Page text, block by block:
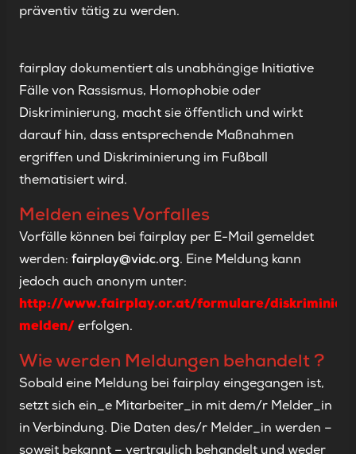
präventiv tätig zu werden.
fairplay dokumentiert als unabhängige Initiative
Fälle von Rassismus, Homophobie oder
Diskriminierung, macht sie öffentlich und wirkt
darauf hin, dass entsprechende Maßnahmen
ergriffen und Diskriminierung im Fußball
thematisiert wird.
Melden eines Vorfalles
Vorfälle können bei fairplay per E-Mail gemeldet
werden: fairplay@vidc.org. Eine Meldung kann
jedoch auch anonym unter:
http://www.fairplay.or.at/formulare/
melden/erfolgen.
Wie werden Meldungen behandelt ?
Sobald eine Meldung bei fairplay eingegangen ist,
setzt sich ein_e Mitarbeiter_in mit dem/r Melder_in
in Verbindung. Die Daten des/r Melder_in werden –
soweit bekannt – vertraulich behandelt und weder